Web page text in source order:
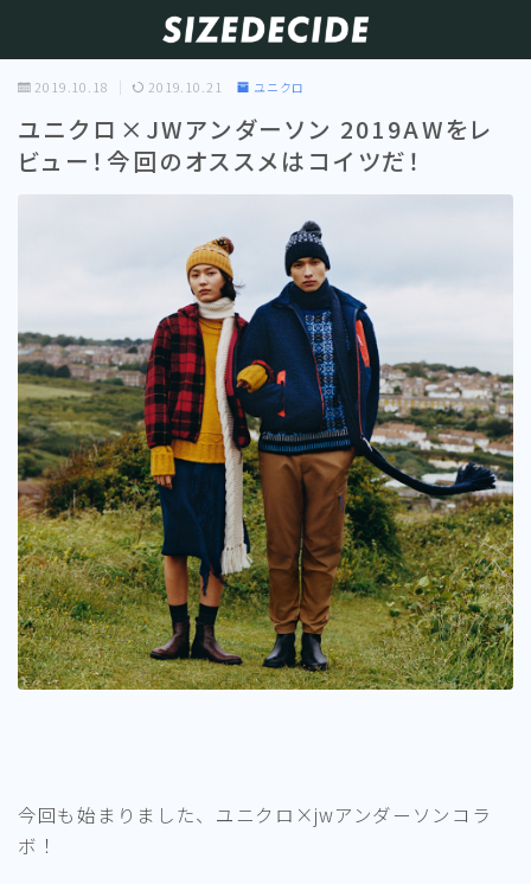
2019.10.18 2019.10.21 ユニクロ
ユニクロ×JWアンダーソン 2019AWをレ
ビュー！今回のオススメはコイツだ！
今回も始まりました、ユニクロ×jwアンダーソンコラ
ボ！